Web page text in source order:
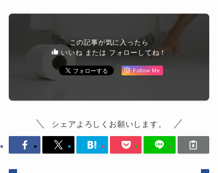
この記事が気に入ったら
いいね または フォローしてね！
Follow Me
シェアよろしくお願いします。